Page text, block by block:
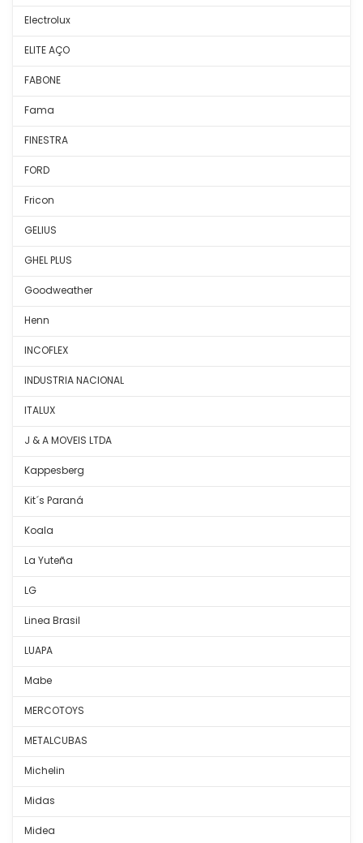
Electrolux
ELITE AÇO
FABONE
Fama
FINESTRA
FORD
Fricon
GELIUS
GHEL PLUS
Goodweather
Henn
INCOFLEX
INDUSTRIA NACIONAL
ITALUX
J & A MOVEIS LTDA
Kappesberg
Kit´s Paraná
Koala
La Yuteña
LG
Linea Brasil
LUAPA
Mabe
MERCOTOYS
METALCUBAS
Michelin
Midas
Midea